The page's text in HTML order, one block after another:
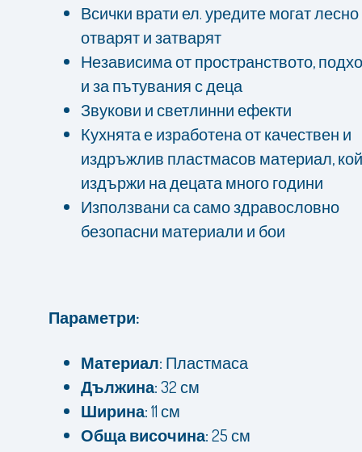
Всички врати ел. уредите могат
отварят и затварят
Независима от пространството,
и за пътувания с деца
Звукови и светлинни ефекти
Кухнята е изработена от качествен и
издръжлив пластмасов материал,
издържи на децата много години
Използвани са само здравословно
безопасни материали и бои
Параметри:
Материал: Пластмаса
Дължина:32 см
Ширина:11 см
Обща височина:25 см